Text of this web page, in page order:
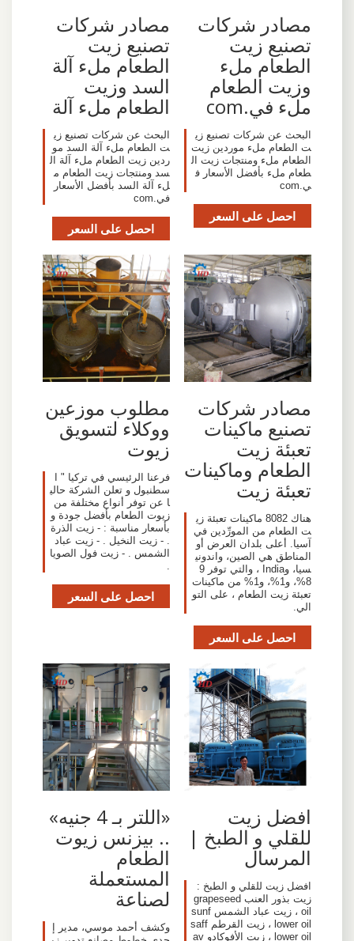
مصادر شركات
تصنيع زيت
الطعام ملء
وزيت الطعام
ملء في.com
البحث عن شركات تصنيع زي
ت الطعام ملء موردين زيت
الطعام ملء ومنتجات زيت ال
طعام ملء بأفضل الأسعار ف
ي.com
احصل على السعر
مصادر شركات
تصنيع زيت
الطعام ملء آلة
السد وزيت
الطعام ملء آلة
البحث عن شركات تصنيع زي
ت الطعام ملء آلة السد مو
ردين زيت الطعام ملء آلة ال
سد ومنتجات زيت الطعام م
لء آلة السد بأفضل الأسعار
في.com
احصل على السعر
مصادر شركات
تصنيع ماكينات
تعبئة زيت
الطعام وماكينات
تعبئة زيت
هناك 8082 ماكينات تعبئة زي
ت الطعام من المورِّدين في
آسيا. أعلى بلدان العرض أو
المناطق هي الصين، واندوني
سيا، وIndia ، والتي توفر 9
8%، و1%، و1% من ماكينات
تعبئة زيت الطعام ، على التو
الي.
احصل على السعر
مطلوب موزعين
ووكلاء لتسويق
زيوت
فرعنا الرئيسي في تركيا " ا
سطنبول و تعلن الشركة حالي
ا عن توفر أنواع مختلفة من
زيوت الطعام بأفضل جودة و
بأسعار مناسبة : - زيت الذرة
. - زيت النخيل . - زيت عباد
الشمس . - زيت فول الصويا
احصل على السعر
افضل زيت
للقلي و الطبخ |
المرسال
افضل زيت للقلي و الطبخ :
زيت بذور العنب grapeseed
oil ، زيت عباد الشمس sunf
lower oil ، زيت القرطم saff
lower oil ، زيت الأفوكادو av
«اللتر بـ 4 جنيه»
.. بيزنس زيوت
الطعام
المستعملة
لصناعة
وكشف أحمد موسي، مدير إ